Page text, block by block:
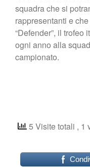
squadra che si
rappresentanti e
“Defender”, il trofeo
ogni anno alla
campionato.
5 Visite totali , 1